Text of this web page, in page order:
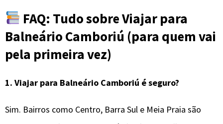
FAQ: Tudo sobre Viajar para
Balneário Camboriú (para quem vai
pela primeira vez)
1. Viajar para Balneário Camboriú é seguro?
Sim. Bairros como Centro, Barra Sul e Meia Praia são